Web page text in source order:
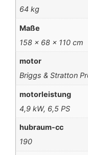
64 kg
Maße
158 × 68 × 110 cm
motor
Briggs & Stratton
motorleistung
4,9 kW, 6,5 PS
hubraum-cc
190